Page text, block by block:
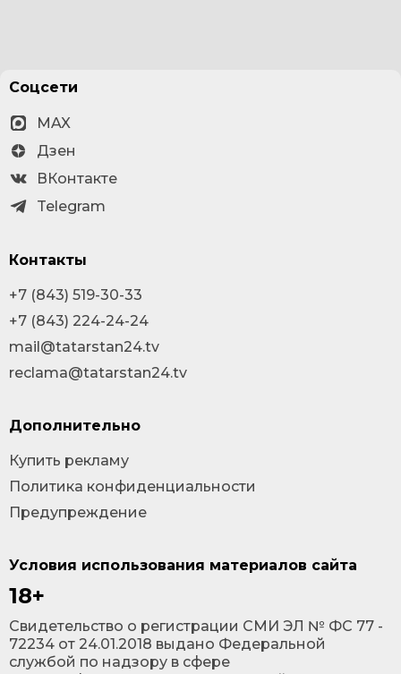
Условия использования материалов сайта
18+
Cвидетельство о регистрации СМИ ЭЛ № ФС 77 -
72234 от 24.01.2018 выдано Федеральной
службой по надзору в сфере
Соцсети
MAX
Дзен
ВКонтакте
Telegram
Контакты
+7 (843) 519-30-33
+7 (843) 224-24-24
mail@tatarstan24.tv
reclama@tatarstan24.tv
Дополнительно
Купить рекламу
Политика конфиденциальности
Предупреждение